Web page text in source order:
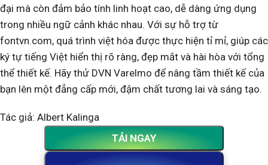
đại mà còn đảm bảo tính linh hoạt cao, dễ dàng ứng dụng
trong nhiều ngữ cảnh khác nhau. Với sự hỗ trợ từ
fontvn.com, quá trình việt hóa được thực hiện tỉ mỉ, giúp các
ký tự tiếng Việt hiển thị rõ ràng, đẹp mắt và hài hòa với tổng
thể thiết kế. Hãy thử DVN Varelmo để nâng tầm thiết kế của
bạn lên một đẳng cấp mới, đậm chất tương lai và sáng tạo.
Tác giả: Albert Kalinga
TẢI NGAY